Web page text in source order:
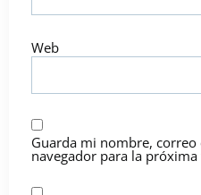
Web
Guarda mi nombre,
navegador para la